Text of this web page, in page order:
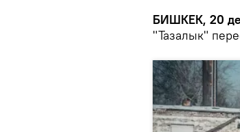
БИШКЕК, 20
"Тазалык"